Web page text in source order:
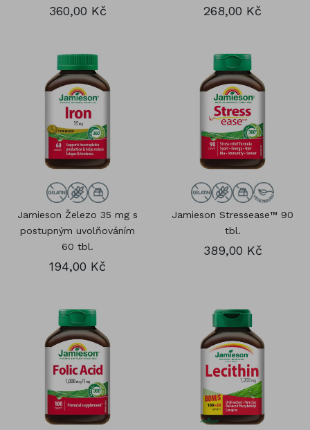
360,00 Kč 268,00 Kč
Jamieson Železo 35 mg s
postupným uvolňováním
60 tbl.
194,00 Kč
Jamieson Stressease™ 90
tbl.
389,00 Kč